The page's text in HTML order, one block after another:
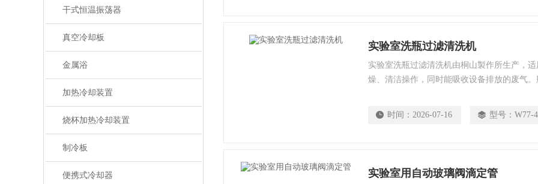
干式恒温振荡器
真空冷却板
金属浴
加热冷却装置
烧杯加热冷却装置
制冷板
便携式冷却器
实验室洗瓶过滤清洗机
实验室洗瓶过滤清洗机由桐山製作所生产，
燥、清洁操作，同时能吸收设备排放的废气
质，满足日常实验和工业清洗需求。
时间： 2026-07-16 型号： W77-
实验室用自动玻璃阀滴定管